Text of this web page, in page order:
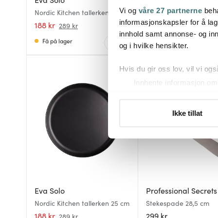
Vi og våre 27 partnerne
informasjonskapsler for å
innhold samt annonse- og
og i hvilke hensikter.
Hvis du gir oss lov, vil vi
Innhente informasjon
Du kan hele tiden endre
Vi bruker
analysere trafikken vår. Vi
Ikke tillat
Nordic Kitchen tallerken 25 cm
188 kr 289 kr
Få på lager
Stekespade 28,5 cm
299 kr
Eva Solo
Nordic Kitchen tallerken 25 cm
188 kr 289 kr
35%
Professional Secrets
Stekespade 28,5 cm
299 kr